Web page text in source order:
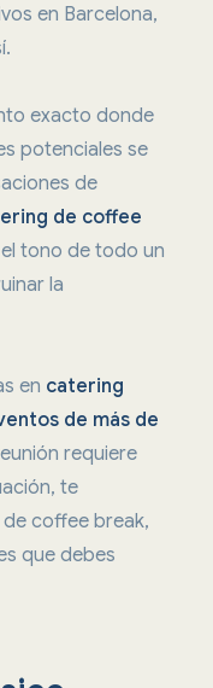
en Barcelona,
exacto donde
potenciales se
de
de coffee
tono de todo un
la
en catering
de más de
requiere
te
coffee break,
que debes